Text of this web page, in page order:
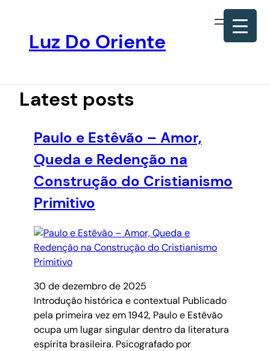
conteúdo
Luz Do Oriente
Latest posts
Paulo e Estêvão – Amor,
Queda e Redenção na
Construção do Cristianismo
Primitivo
30 de dezembro de 2025
Introdução histórica e contextual Publicado
pela primeira vez em 1942, Paulo e Estêvão
ocupa um lugar singular dentro da literatura
espírita brasileira. Psicografado por